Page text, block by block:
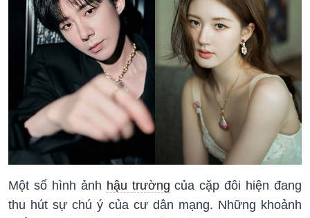
Một số hình ảnh hậu trường của cặp đôi hiện đang
thu hút sự chú ý của cư dân mạng. Những khoảnh